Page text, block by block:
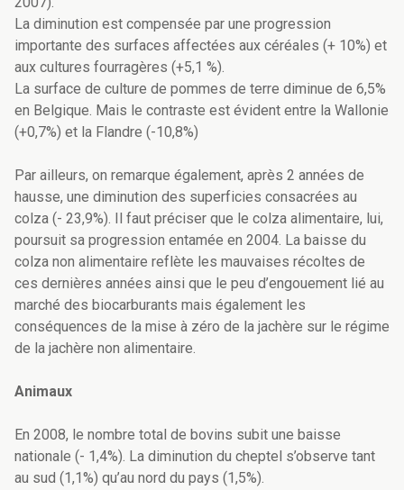
La diminution est compensée par une progression
importante des surfaces affectées aux céréales (+ 10%) et
aux cultures fourragères (+5,1 %).
La surface de culture de pommes de terre diminue de 6,5%
en Belgique. Mais le contraste est évident entre la Wallonie
(+0,7%) et la Flandre (-10,8%)
Par ailleurs, on remarque également, après 2 années de
hausse, une diminution des superficies consacrées au
colza (- 23,9%). Il faut préciser que le colza alimentaire, lui,
poursuit sa progression entamée en 2004. La baisse du
colza non alimentaire reflète les mauvaises récoltes de
ces dernières années ainsi que le peu d’engouement lié au
marché des biocarburants mais également les
conséquences de la mise à zéro de la jachère sur le régime
de la jachère non alimentaire.
Animaux
En 2008, le nombre total de bovins subit une baisse
nationale (- 1,4%). La diminution du cheptel s’observe tant
au sud (1,1%) qu’au nord du pays (1,5%).